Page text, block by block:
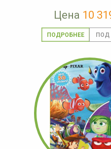
Цена 10
ПОДРОБНЕЕ